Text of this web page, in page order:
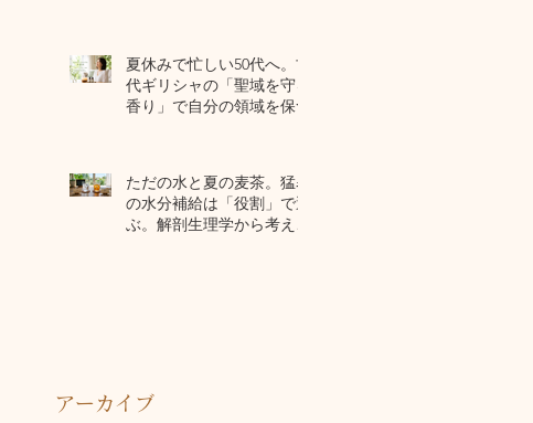
夏休みで忙しい50代へ。古
代ギリシャの「聖域を守る
香り」で自分の領域を保つ
ただの水と夏の麦茶。猛暑
の水分補給は「役割」で選
ぶ。解剖生理学から考える
アーカイブ